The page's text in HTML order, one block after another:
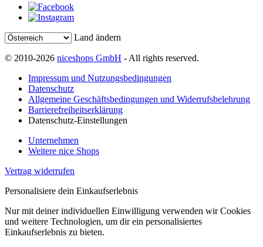
Land ändern
© 2010-2026 niceshops GmbH - All rights reserved.
Impressum und Nutzungsbedingungen
Datenschutz
Allgemeine Geschäftsbedingungen und Widerrufsbelehrung
Barrierefreiheitserklärung
Datenschutz-Einstellungen
Unternehmen
Weitere nice Shops
Vertrag widerrufen
Personalisiere dein Einkaufserlebnis
Nur mit deiner individuellen Einwilligung verwenden wir Cookies
und weitere Technologien, um dir ein personalisiertes
Einkaufserlebnis zu bieten.